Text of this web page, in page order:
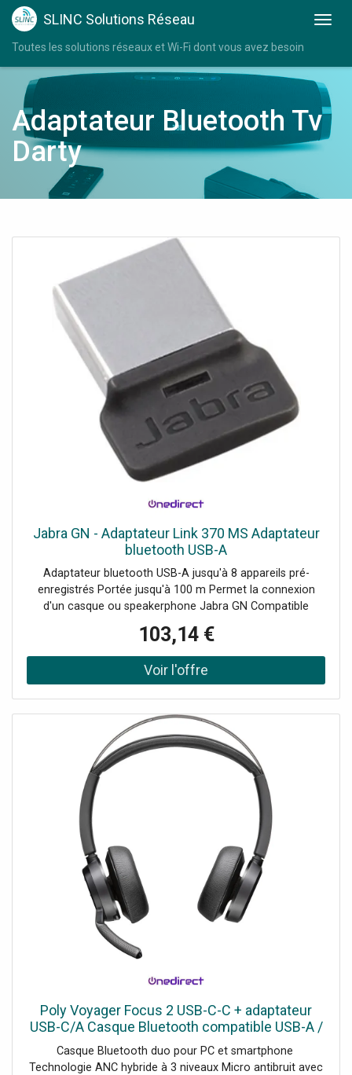
SLINC Solutions Réseau
Toutes les solutions réseaux et Wi-Fi dont vous avez besoin
Adaptateur Bluetooth Tv
Darty
Jabra GN - Adaptateur Link 370 MS Adaptateur
bluetooth USB-A
Adaptateur bluetooth USB-A jusqu'à 8 appareils pré-
enregistrés Portée jusqu'à 100 m Permet la connexion
d'un casque ou speakerphone Jabra GN Compatible
Accessoire d'origine Jabra GN
103,14 €
Poly Voyager Focus 2 USB-C-C + adaptateur
USB-C/A Casque Bluetooth compatible USB-A /
USB-C et 3 niveaux d'ANC hybride pour éliminer
les distractions
Casque Bluetooth duo pour PC et smartphone
Technologie ANC hybride à 3 niveaux Micro antibruit avec